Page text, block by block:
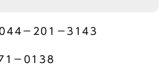
044－201－3143
－0138